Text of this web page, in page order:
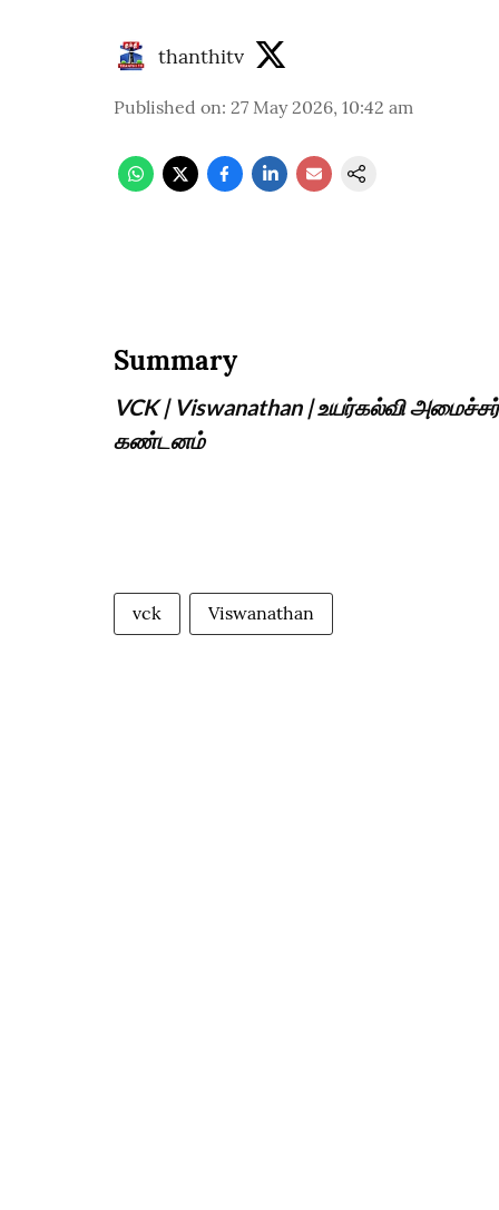
thanthitv
Published on: 27 May 2026, 10:42 am
Summary
VCK | Viswanathan | உயர்கல்வி அமைச்சர்
கண்டனம்
vck Viswanathan